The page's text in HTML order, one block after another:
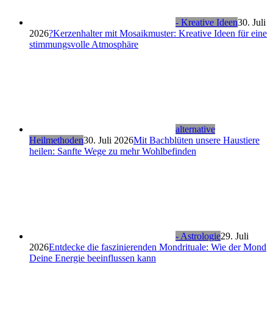
- Kreative Ideen30. Juli
2026?Kerzenhalter mit Mosaikmuster: Kreative Ideen für eine
stimmungsvolle Atmosphäre
alternative
Heilmethoden30. Juli 2026Mit Bachblüten unsere Haustiere
heilen: Sanfte Wege zu mehr Wohlbefinden
- Astrologie29. Juli
2026Entdecke die faszinierenden Mondrituale: Wie der Mond
Deine Energie beeinflussen kann